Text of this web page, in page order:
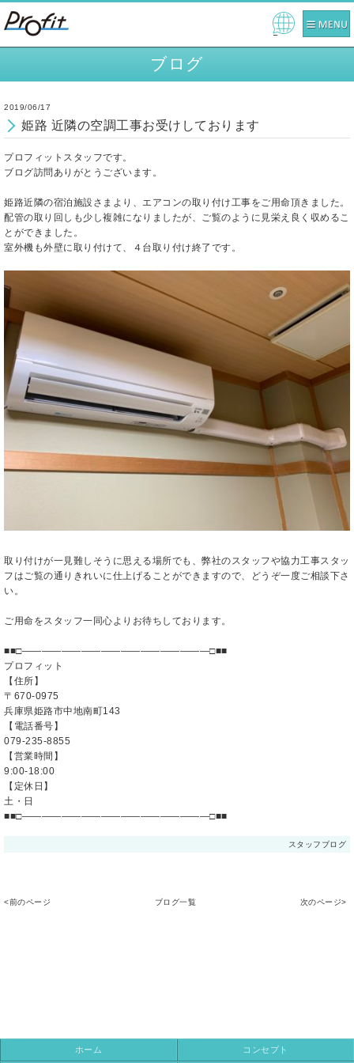
Pow
ブログ
2019/06/17
姫路 近隣の空調工事お受けしております
プロフィットスタッフです。
ブログ訪問ありがとうございます。
姫路近隣の宿泊施設さまより、エアコンの取り付け工事をご用命頂きました。
配管の取り回しも少し複雑になりましたが、ご覧のように見栄え良く収めるこ
とができました。
室外機も外壁に取り付けて、４台取り付け終了です。
取り付けが一見難しそうに思える場所でも、弊社のスタッフや協力工事スタッ
フはご覧の通りきれいに仕上げることができますので、どうぞ一度ご相談下さ
い。
ご用命をスタッフ一同心よりお待ちしております。
■■□―――――――――――――――――――□■■
プロフィット
【住所】
〒670-0975
兵庫県姫路市中地南町143
【電話番号】
079-235-8855
【営業時間】
9:00-18:00
【定休日】
土・日
■■□―――――――――――――――――――□■■
スタッフブログ
<前のページ ブログ一覧 次のページ>
ホーム コンセプト